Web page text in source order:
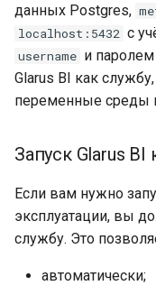
данных Postgres,
localhost:5432 с
username и паролем
Glarus BI как
переменные среды
Запуск Glarus
Если вам нужно
эксплуатации, вы
службу. Это
автоматически;